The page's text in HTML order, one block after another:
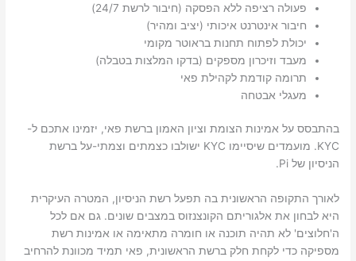
פעולה רציפה ללא הפסקה (חיבור לרשת 24/7)
חיבור אינטרנט איכותי (יציב ומהיר)
יכולת לפתוח תחנות בראוטר מקומי
מעבד וזיכרון מספקים (בדקו המלצות בטבלה)
תרומה קודמת לקהילת פאי
מעגלי אבטחה
בהתבסס על אמינות הצומת וציון האמון ברשת פאי, יזמינו אתכם ל-
KYC. מועמדים שיסיימו KYC ישולבו כצמתים וצמתי-על ברשת
הניסיון של Pi.
לאורך התקופה הראשונית בה תפעל רשת הניסיון, המטרה העיקרית
היא לבחון את אלגוריתם הקונצנזוס במצבים שונים. גם אם לכל
ה'חלוצים' לא תהיה תוכנה או חומרה מתאימה או אמינות רשת
מספיקה כדי לקחת חלק ברשת הראשונית, פאי תמיד מכוונת להרחיב